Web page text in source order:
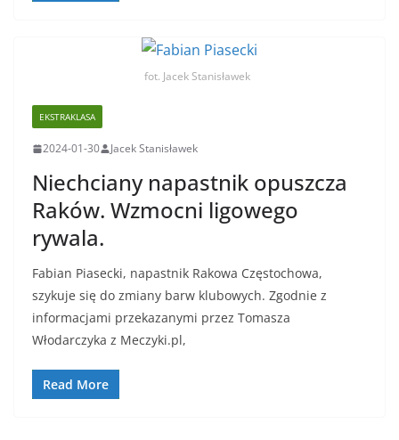
fot. Jacek Stanisławek
EKSTRAKLASA
2024-01-30 Jacek Stanisławek
Niechciany napastnik opuszcza
Raków. Wzmocni ligowego
rywala.
Fabian Piasecki, napastnik Rakowa Częstochowa,
szykuje się do zmiany barw klubowych. Zgodnie z
informacjami przekazanymi przez Tomasza
Włodarczyka z Meczyki.pl,
Read More